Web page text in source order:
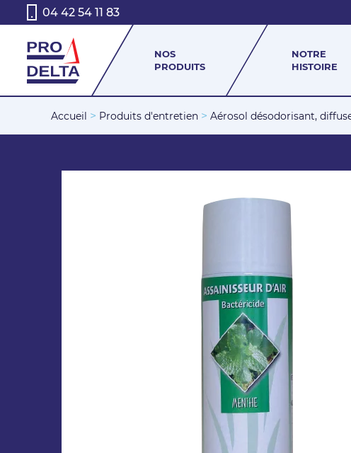
04 42 54 11 83
NOS
PRODUITS
NOTRE
HISTOIRE
Accueil > Produits d'entretien > Aérosol désodorisant,